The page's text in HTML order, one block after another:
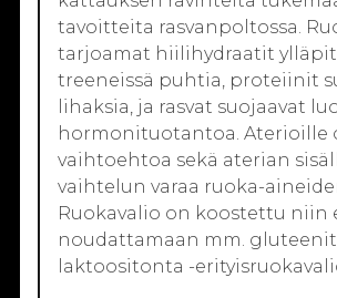
tavoitteita rasvanpoltossa.
tarjoamat hiilihydraatit
treeneissä puhtia, proteiinit
lihaksia, ja rasvat suojaavat
hormonituotantoa. Aterioille
vaihtoehtoa sekä aterian
vaihtelun varaa ruoka-
Ruokavalio on koostettu niin
noudattamaan mm.
laktoositonta -